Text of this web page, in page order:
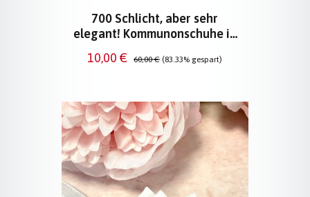
700 Schlicht, aber sehr
elegant! Kommunonschuhe in
Verkaufspreis:
10,00 € Regulärer Preis:
60,00 € (83.33% gespart)